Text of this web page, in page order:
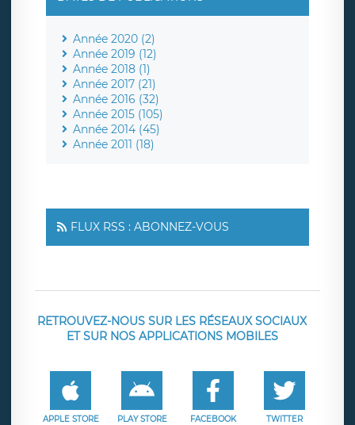
Année 2020 (2)
Année 2019 (12)
Année 2018 (1)
Année 2017 (21)
Année 2016 (32)
Année 2015 (105)
Année 2014 (45)
Année 2011 (18)
FLUX RSS : ABONNEZ-VOUS
RETROUVEZ-NOUS SUR LES RÉSEAUX SOCIAUX
ET SUR NOS APPLICATIONS MOBILES
APPLE STORE PLAY STORE FACEBOOK TWITTER